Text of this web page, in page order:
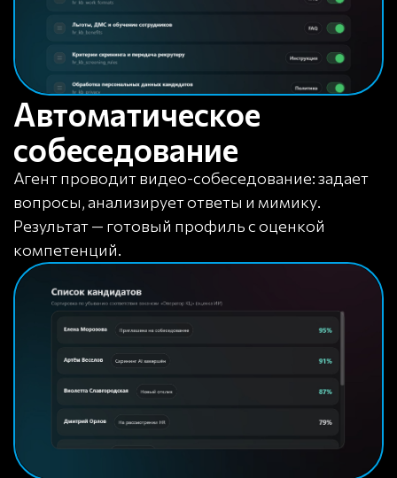
Автоматическое
собеседование
Агент проводит видео-собеседование: задает
вопросы, анализирует ответы и мимику.
Результат — готовый профиль с оценкой
компетенций.